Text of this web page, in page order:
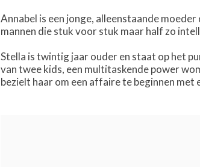
Annabel is een jonge, alleenstaande
mannen die stuk voor stuk maar half zo
Stella is twintig jaar ouder en staat op het
van twee kids, een multitaskende power
bezielt haar om een affaire te beginnen met